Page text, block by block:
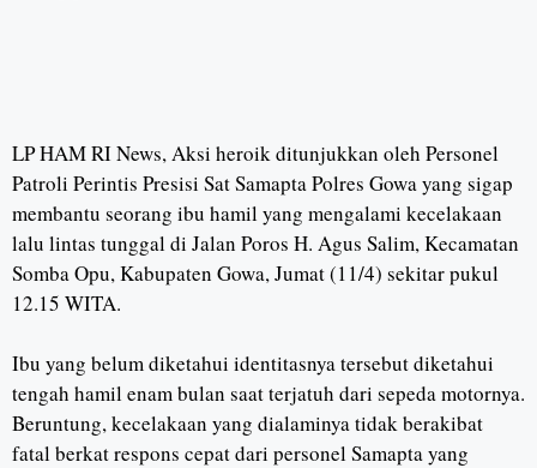
LP HAM RI News, Aksi heroik ditunjukkan oleh Personel
Patroli Perintis Presisi Sat Samapta Polres Gowa yang sigap
membantu seorang ibu hamil yang mengalami kecelakaan
lalu lintas tunggal di Jalan Poros H. Agus Salim, Kecamatan
Somba Opu, Kabupaten Gowa, Jumat (11/4) sekitar pukul
12.15 WITA.
Ibu yang belum diketahui identitasnya tersebut diketahui
tengah hamil enam bulan saat terjatuh dari sepeda motornya.
Beruntung, kecelakaan yang dialaminya tidak berakibat
fatal berkat respons cepat dari personel Samapta yang